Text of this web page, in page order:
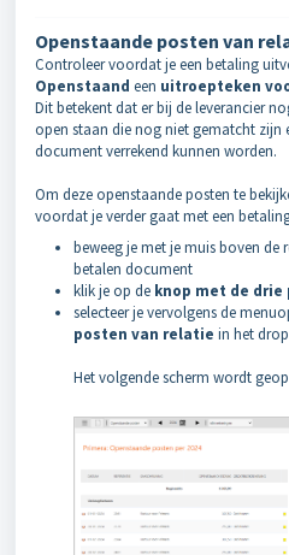
Openstaande posten van
Controleer voordat je een betaling
Openstaand een uitroepteken
Dit betekent dat er bij de leverancier
open staan die nog niet gematcht
document verrekend kunnen worden.
Om deze openstaande posten te
voordat je verder gaat met een
beweeg je met je muis boven de
betalen document
klik je op de knop met de drie
selecteer je vervolgens de
posten van relatie in het
Het volgende scherm wordt